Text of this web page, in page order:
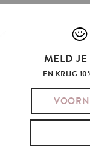
€3.5
OPTIES
SCHRIJF JE
J
MELD
EN KRIJG